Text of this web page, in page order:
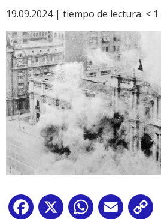
19.09.2024 | tiempo de lectura: < 1
Facebook
X WhatsApp
Email